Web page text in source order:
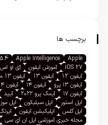
برچسب ها
Apple
Apple Intelligence
iOS 27
آموزش آیفون آی او اس
آیفون 12
آیفون 13 آیفون 13 مینی
آیفون ۱۳ پرو
آیفون ۱۴ آیفون ۱۴ پرو
آیفون ۱۷
آیمک پرو ۲۰۲۲ آیپد
اپل استور
اپل سیلیکون اپل
اپل گلس
اپلیکیشن آیفون
مجله خبری آموزشی اپل ان آی سی